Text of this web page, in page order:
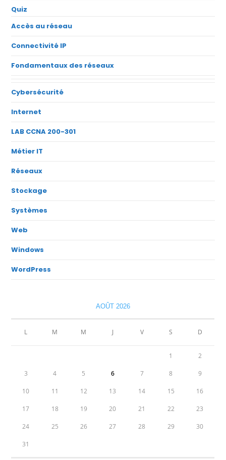
Quiz
Accès au réseau
Connectivité IP
Fondamentaux des réseaux
Cybersécurité
Internet
LAB CCNA 200-301
Métier IT
Réseaux
Stockage
Systèmes
Web
Windows
WordPress
AOÛT 2026
L M M J V S D
1 2
3 4 5 6 7 8 9
10 11 12 13 14 15 16
17 18 19 20 21 22 23
24 25 26 27 28 29 30
31